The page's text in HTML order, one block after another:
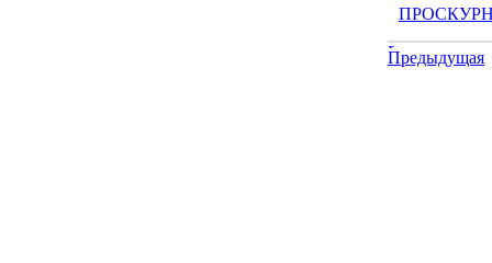
Предыдущая